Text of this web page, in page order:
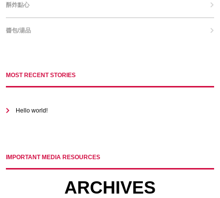
酥炸點心
醬包/湯品
MOST RECENT STORIES
Hello world!
IMPORTANT MEDIA RESOURCES
ARCHIVES